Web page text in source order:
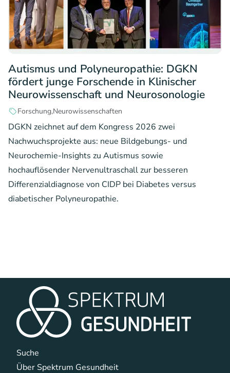
Autismus und Polyneuropathie: DGKN
fördert junge Forschende in Klinischer
Neurowissenschaft und Neurosonologie
ForschungNeurowissenschaften
DGKN zeichnet auf dem Kongress 2026 zwei
Nachwuchsprojekte aus: neue Bildgebungs- und
Neurochemie-Insights zu Autismus sowie
hochauflösender Nervenultraschall zur besseren
Differenzialdiagnose von CIDP bei Diabetes versus
diabetischer Polyneuropathie.
Navigation überspringen
Suche
Über Spektrum Gesundheit